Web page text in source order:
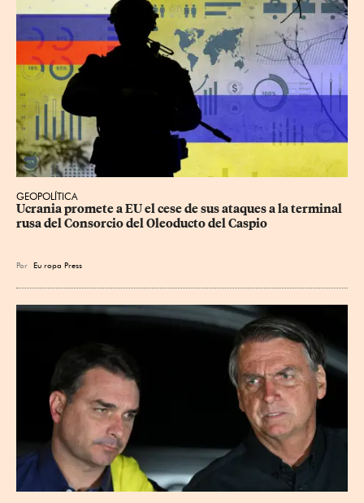
GEOPOLÍTICA
Ucrania promete a EU el cese de sus ataques a la terminal
rusa del Consorcio del Oleoducto del Caspio
Por Eu ropa Press